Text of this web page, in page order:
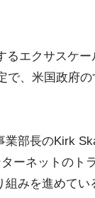
エクサスケー
で、米国政府
部長のKirk
ーネットのト
みを進めてい